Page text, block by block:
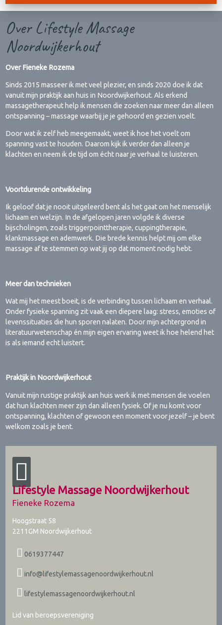
Over Lifestyle Massage
Noordwijkerhout
Over Fieneke Rozema
Sinds 2015 masseer ik met veel plezier, en sinds 2020 doe ik dat
vanuit mijn praktijk aan huis in Noordwijkerhout. Als erkend
massagetherapeut help ik mensen die zoeken naar meer dan alleen
ontspanning – massage waarbij je je gehoord en gezien voelt.
Door wat ik zelf heb meegemaakt, weet ik hoe het voelt om
spanning vast te houden. Daarom kijk ik verder dan alleen je
klachten en neem ik de tijd om écht naar je verhaal te luisteren.
Voortdurende ontwikkeling
Ik geloof dat je nooit uitgeleerd bent als het gaat om het menselijk
lichaam en welzijn. In de afgelopen jaren volgde ik diverse
bijscholingen, zoals triggerpointtherapie, cuppingtherapie,
klankmassage en ademwerk. Die brede kennis helpt mij om elke
massage af te stemmen op wat jij op dat moment nodig hebt.
Meer dan technieken
Wat mij het meest boeit, is de verbinding tussen lichaam en verhaal.
Onder fysieke spanning zit vaak een diepere laag: stress, emoties of
levenssituaties die hun sporen nalaten. Door mijn achtergrond in
literatuurwetenschap én mijn eigen ervaring weet ik hoe helend het
is als iemand echt luistert.
Praktijk in Noordwijkerhout
Vanuit mijn rustige praktijk aan huis werk ik met mensen die voelen
dat hun klachten meer zijn dan alleen fysiek. Of je nu komt voor
ontspanning, klachten of gewoon een moment voor jezelf – je bent
welkom zoals je bent.
Lifestyle Massage Noordwijkerhout
Fieneke Rozema
Hoogstraat 58
2211GM Noordwijkerhout
0619377447
info@lifestylemassagenoordwijkerhout.nl
lifestylemassagenoordwijkerhout.nl
Lid van beroepsvereniging